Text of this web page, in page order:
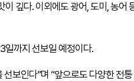
깊다. 이외에도 광어, 도미, 농어
일까지 선보일 예정이다.
보인다”며 “앞으로도 다양한 전